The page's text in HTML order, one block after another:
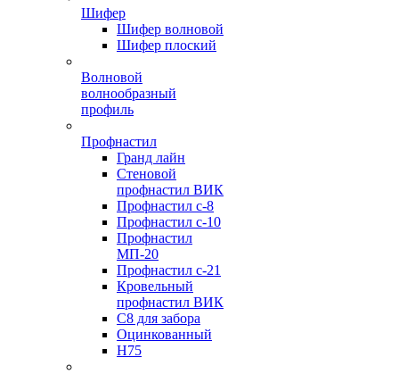
Шифер
Шифер волновой
Шифер плоский
Волновой
волнообразный
профиль
Профнастил
Гранд лайн
Стеновой
профнастил ВИК
Профнастил с-8
Профнастил с-10
Профнастил
МП-20
Профнастил с-21
Кровельный
профнастил ВИК
С8 для забора
Оцинкованный
Н75